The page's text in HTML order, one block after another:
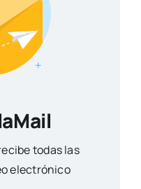
todas las
electrónico